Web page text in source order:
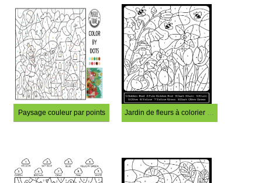
Paysage couleur par points Jardin de fleurs à colorier par numéro